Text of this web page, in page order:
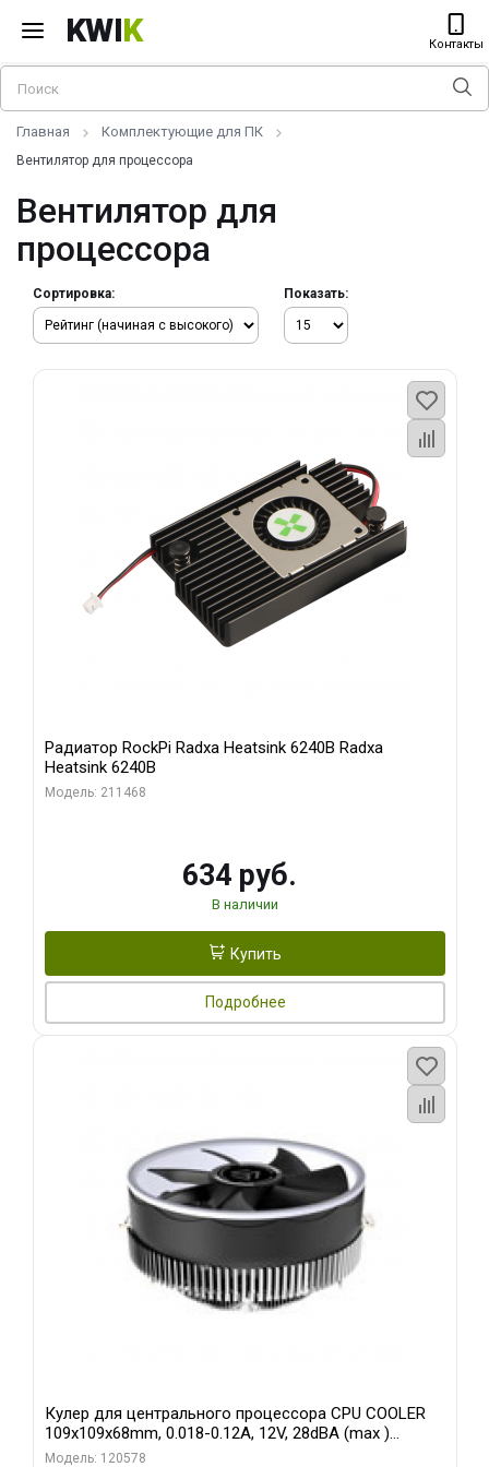
KWIK Контакты
Главная Комплектующие для ПК
Вентилятор для процессора
Вентилятор для
процессора
Сортировка: Показать:
Радиатор RockPi Radxa Heatsink 6240B Radxa
Heatsink 6240B
Модель: 211468
634 руб.
В наличии
Купить
Подробнее
Кулер для центрального процессора CPU COOLER
109x109x68mm, 0.018-0.12A, 12V, 28dBA (max )
+/-10%
Модель: 120578